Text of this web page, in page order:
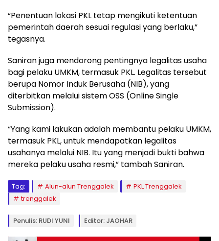
“Penentuan lokasi PKL tetap mengikuti ketentuan
pemerintah daerah sesuai regulasi yang berlaku,”
tegasnya.
Saniran juga mendorong pentingnya legalitas usaha
bagi pelaku UMKM, termasuk PKL. Legalitas tersebut
berupa Nomor Induk Berusaha (NIB), yang
diterbitkan melalui sistem OSS (Online Single
Submission).
“Yang kami lakukan adalah membantu pelaku UMKM,
termasuk PKL, untuk mendapatkan legalitas
usahanya melalui NIB. Itu yang menjadi bukti bahwa
mereka pelaku usaha resmi,” tambah Saniran.
Tag: Alun-alun Trenggalek
PKL Trenggalek
trenggalek
Penulis: RUDI YUNI Editor: JAOHAR